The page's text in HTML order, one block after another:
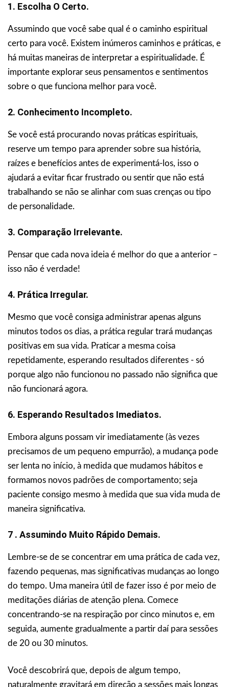
1. Escolha O Certo.
Assumindo que você sabe qual é o caminho espiritual
certo para você. Existem inúmeros caminhos e práticas, e
há muitas maneiras de interpretar a espiritualidade. É
importante explorar seus pensamentos e sentimentos
sobre o que funciona melhor para você.
2. Conhecimento Incompleto.
Se você está procurando novas práticas espirituais,
reserve um tempo para aprender sobre sua história,
raízes e benefícios antes de experimentá-los, isso o
ajudará a evitar ficar frustrado ou sentir que não está
trabalhando se não se alinhar com suas crenças ou tipo
de personalidade.
3. Comparação Irrelevante.
Pensar que cada nova ideia é melhor do que a anterior –
isso não é verdade!
4. Prática Irregular.
Mesmo que você consiga administrar apenas alguns
minutos todos os dias, a prática regular trará mudanças
positivas em sua vida. Praticar a mesma coisa
repetidamente, esperando resultados diferentes - só
porque algo não funcionou no passado não significa que
não funcionará agora.
6. Esperando Resultados Imediatos.
Embora alguns possam vir imediatamente (às vezes
precisamos de um pequeno empurrão), a mudança pode
ser lenta no início, à medida que mudamos hábitos e
formamos novos padrões de comportamento; seja
paciente consigo mesmo à medida que sua vida muda de
maneira significativa.
7 . Assumindo Muito Rápido Demais.
Lembre-se de se concentrar em uma prática de cada vez,
fazendo pequenas, mas significativas mudanças ao longo
do tempo. Uma maneira útil de fazer isso é por meio de
meditações diárias de atenção plena. Comece
concentrando-se na respiração por cinco minutos e, em
seguida, aumente gradualmente a partir daí para sessões
de 20 ou 30 minutos.
Você descobrirá que, depois de algum tempo,
naturalmente gravitará em direção a sessões mais longas